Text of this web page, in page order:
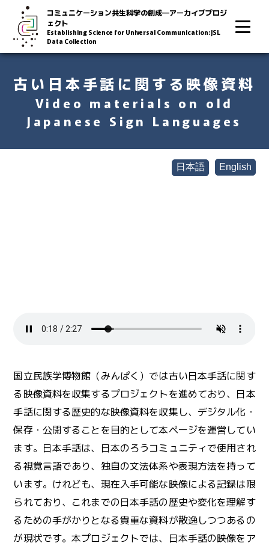
コミュニケーション共生科学の創成―アーカイブプロジ
ェクト
Establishing Science for Universal Communication: JSL
Data Collection
古い日本手話に関する映像資料
Video materials on old
Japanese Sign Languages
日本語 English
国立民族学博物館（みんぱく）では古い日本手話に関す
る映像資料を収集するプロジェクトを進めており、日本
手話に関する歴史的な映像資料を収集し、デジタル化・
保存・公開することを目的として本ページを運営してい
ます。日本手話は、日本のろうコミュニティで使用され
る視覚言語であり、独自の文法体系や表現方法を持って
います。けれども、現在入手可能な映像による記録は限
られており、これまでの日本手話の歴史や変化を理解す
るための手がかりとなる貴重な資料が散逸しつつあるの
が現状です。本プロジェクトでは、日本手話の映像をア